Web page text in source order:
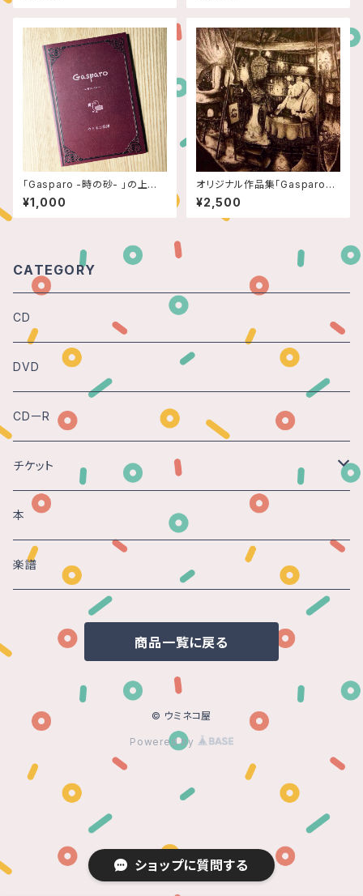
ショップに質問する
「Gasparo -時の砂- 」の上演
台本・絵本
¥1,000
オリジナル作品集「Gasparo」
（ガスパロ）
¥2,500
CATEGORY
CD
DVD
CDーR
チケット
Gasparo -時の砂 - 2018@神戸
本
楽譜
商品一覧に戻る
© ウミネコ屋
Powered by